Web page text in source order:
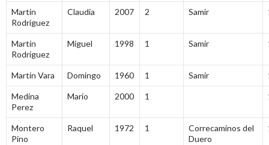
Martin
Rodriguez
Claudia 2007 2 Samir
Martin
Rodriguez
Miguel 1998 1 Samir
Martin Vara Domingo 1960 1 Samir
Medina
Perez
Mario 2000 1
Montero
Pino
Raquel 1972 1
Correcaminos del
Duero